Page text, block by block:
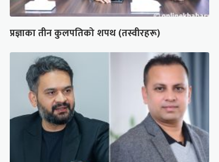
प्रज्ञाका तीन कुलपतिको शपथ (तस्वीरहरू)